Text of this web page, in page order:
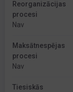
Reorganizācijas
procesi
Nav
Maksātnespējas
procesi
Nav
Tiesiskās